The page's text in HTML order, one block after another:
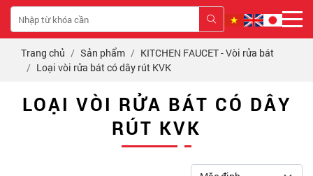
Trang chủ Sản phẩm
KITCHEN FAUCET - Vòi rửa bát
Loại vòi rửa bát có dây rút KVK
LOẠI VÒI RỬA BÁT CÓ DÂY
RÚT KVK